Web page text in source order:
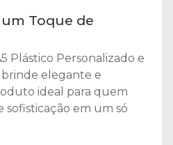
Toque de
Plástico Personalizado e
elegante e
ideal para quem
sofisticação em um só